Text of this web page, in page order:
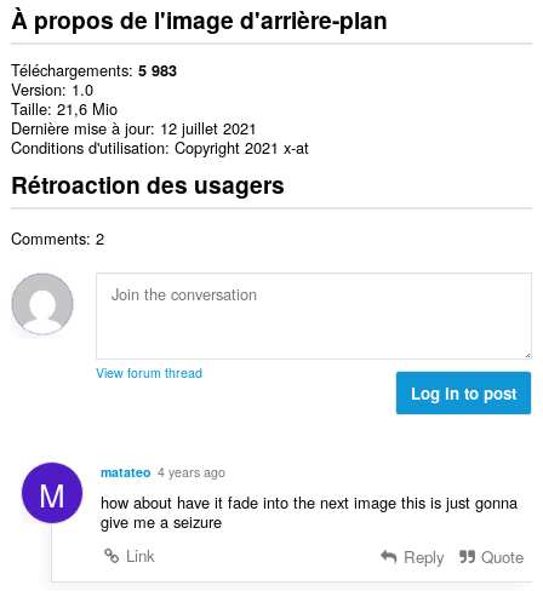
À propos de l'image d'arrière-plan
Téléchargements 5 983
Version 1.0
Taille 21,6 Mio
Dernière mise à jour 12 juillet 2021
Conditions d'utilisation Copyright 2021 x-at
Rétroaction des usagers
Comments: 2
View forum thread
Log in to post
M matateo 4 years ago
how about have it fade into the next image this is just gonna
give me a seizure
Link
Reply Quote